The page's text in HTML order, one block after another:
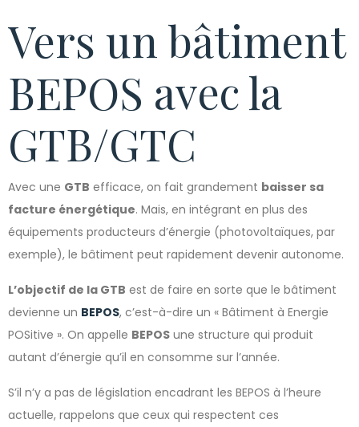
Vers un bâtiment
BEPOS avec la
GTB/GTC
Avec une GTB efficace, on fait grandement baisser sa
facture énergétique. Mais, en intégrant en plus des
équipements producteurs d’énergie (photovoltaïques, par
exemple), le bâtiment peut rapidement devenir autonome.
L’objectif de la GTB est de faire en sorte que le bâtiment
devienne un BEPOS, c’est-à-dire un « Bâtiment à Energie
POSitive ». On appelle BEPOS une structure qui produit
autant d’énergie qu’il en consomme sur l’année.
S’il n’y a pas de législation encadrant les BEPOS à l’heure
actuelle, rappelons que ceux qui respectent ces